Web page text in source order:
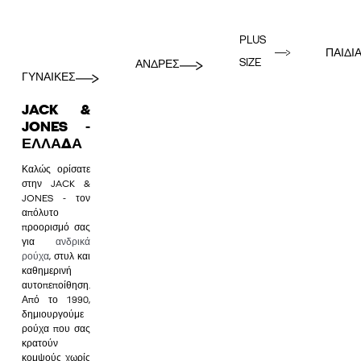
ΓΥΝΑΙΚΕΣ
ΑΝΔΡΕΣ
PLUS
SIZE
ΠΑΙΔΙΑ
JACK &
JONES -
ΕΛΛΆΔΑ
Καλώς ορίσατε
στην JACK &
JONES - τον
απόλυτο
προορισμό σας
για ανδρικά
ρούχα, στυλ και
καθημερινή
αυτοπεποίθηση.
Από το 1990,
δημιουργούμε
ρούχα που σας
κρατούν
κομψούς χωρίς